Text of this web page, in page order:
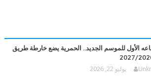
الأول للموسم الجديد.. الحمرية يضع خارطة طريق
يوليو 22, 2026